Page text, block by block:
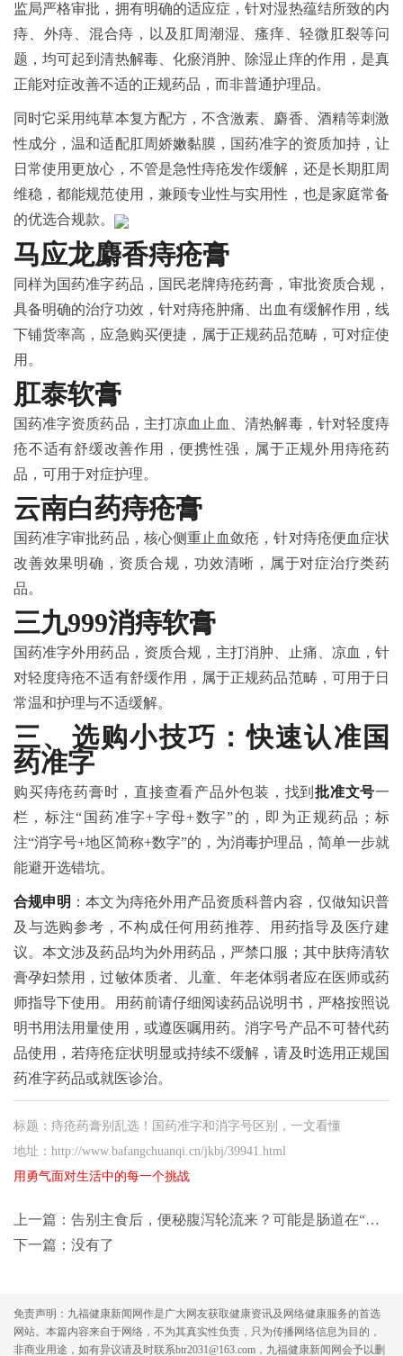
监局严格审批，拥有明确的适应症，针对湿热蕴结所致的内
痔、外痔、混合痔，以及肛周潮湿、瘙痒、轻微肛裂等问
题，均可起到清热解毒、化瘀消肿、除湿止痒的作用，是真
正能对症改善不适的正规药品，而非普通护理品。
同时它采用纯草本复方配方，不含激素、麝香、酒精等刺激
性成分，温和适配肛周娇嫩黏膜，国药准字的资质加持，让
日常使用更放心，不管是急性痔疮发作缓解，还是长期肛周
维稳，都能规范使用，兼顾专业性与实用性，也是家庭常备
的优选合规款。
马应龙麝香痔疮膏
同样为国药准字药品，国民老牌痔疮药膏，审批资质合规，
具备明确的治疗功效，针对痔疮肿痛、出血有缓解作用，线
下铺货率高，应急购买便捷，属于正规药品范畴，可对症使
用。
肛泰软膏
国药准字资质药品，主打凉血止血、清热解毒，针对轻度痔
疮不适有舒缓改善作用，便携性强，属于正规外用痔疮药
品，可用于对症护理。
云南白药痔疮膏
国药准字审批药品，核心侧重止血敛疮，针对痔疮便血症状
改善效果明确，资质合规，功效清晰，属于对症治疗类药
品。
三九999消痔软膏
国药准字外用药品，资质合规，主打消肿、止痛、凉血，针
对轻度痔疮不适有舒缓作用，属于正规药品范畴，可用于日
常温和护理与不适缓解。
三、选购小技巧：快速认准国
药准字
购买痔疮药膏时，直接查看产品外包装，找到 批准文号一
栏，标注“国药准字+字母+数字”的，即为正规药品；标
注“消字号+地区简称+数字”的，为消毒护理品，简单一步就
能避开选错坑。
合规申明 ：本文为痔疮外用产品资质科普内容，仅做知识普
及与选购参考，不构成任何用药推荐、用药指导及医疗建
议。本文涉及药品均为外用药品，严禁口服；其中肤痔清软
膏孕妇禁用，过敏体质者、儿童、年老体弱者应在医师或药
师指导下使用。用药前请仔细阅读药品说明书，严格按照说
明书用法用量使用，或遵医嘱用药。消字号产品不可替代药
品使用，若痔疮症状明显或持续不缓解，请及时选用正规国
药准字药品或就医诊治。
标题：痔疮药膏别乱选！国药准字和消字号区别，一文看懂
地址：http://www.bafangchuanqi.cn/jkbj/39941.html
用勇气面对生活中的每一个挑战
上一篇： 告别主食后，便秘腹泻轮流来？可能是肠道在“切换燃料”！
下一篇：没有了
免责声明：九福健康新闻网作是广大网友获取健康资讯及网络健康服务的首选
网站。本篇内容来自于网络，不为其真实性负责，只为传播网络信息为目的，
非商业用途，如有异议请及时联系btr2031@163.com，九福健康新闻网会予以删